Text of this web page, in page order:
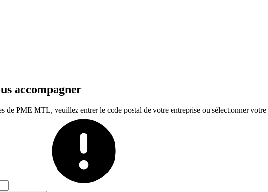
accompagner
de PME MTL, veuillez entrer le code postal de votre entreprise ou sélectionner votre